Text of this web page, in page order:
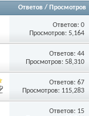
Ответов / Просмотров
Ответов:0
Просмотров: 5,164
Ответов:44
Просмотров: 58,310
Ответов:67
Просмотров: 115,283
Ответов: 15